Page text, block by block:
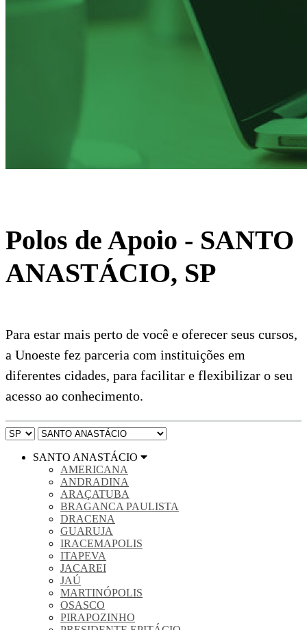
Polos de Apoio - SANTO
ANASTÁCIO, SP
Para estar mais perto de você e oferecer seus cursos,
a Unoeste fez parceria com instituições em
diferentes cidades, para facilitar e flexibilizar o seu
acesso ao conhecimento.
SANTO ANASTÁCIO
AMERICANA
ANDRADINA
ARAÇATUBA
BRAGANCA PAULISTA
DRACENA
GUARUJA
IRACEMAPOLIS
ITAPEVA
JACAREI
JAÚ
MARTINÓPOLIS
OSASCO
PIRAPOZINHO